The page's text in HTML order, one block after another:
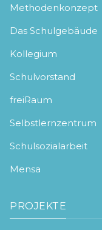
Methodenkonzept
Das Schulgebäude
Kollegium
Schulvorstand
freiRaum
Selbstlernzentrum
Schulsozialarbeit
Mensa
PROJEKTE